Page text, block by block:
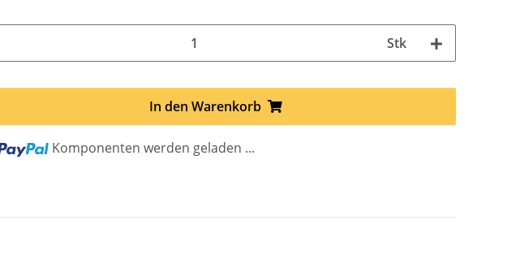
Stk
In den Warenkorb
Komponenten werden geladen ...